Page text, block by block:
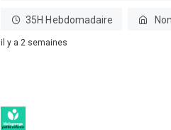
35H Hebdomadaire Non
il y a 2 semaines